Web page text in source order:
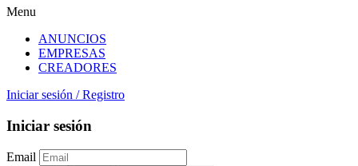
Menu
ANUNCIOS
EMPRESAS
CREADORES
Iniciar sesión / Registro
Iniciar sesión
Email